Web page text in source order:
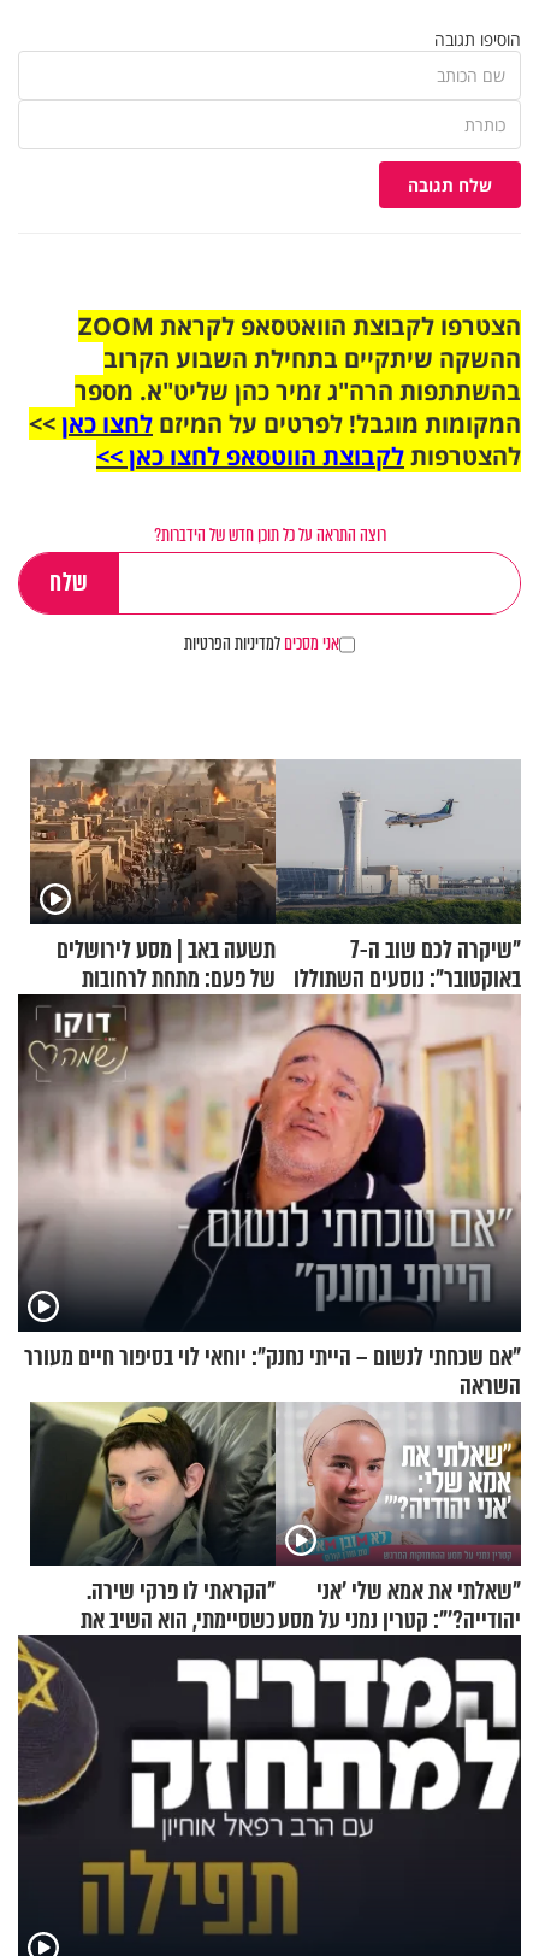
הוסיפו תגובה
שלח תגובה
הצטרפו לקבוצת הוואטסאפ לקראת ZOOM
ההשקה שיתקיים בתחילת השבוע הקרוב
בהשתתפות הרה"ג זמיר כהן שליט"א. מספר
המקומות מוגבל! לפרטים על המיזם לחצו כאן>>
להצטרפותלקבוצת הווטסאפ לחצו כאן >>
רוצה התראה על כל תוכן חדש של הידברות?
אני מסכיםלמדיניות הפרטיות
"שיקרה לכם שוב ה-7
באוקטובר": נוסעים השתוללו
בטיסה לפרנקפורט ונעצרו
לאחר שתקפו שוטרים
תשעה באב | מסע לירושלים
של פעם: מתחת לרחובות
ירושלים
"אם שכחתי לנשום – הייתי נחנק": יוחאי לוי בסיפור חיים מעורר
השראה
"שאלתי את אמא שלי 'אני
יהודייה?'": קטרין נמני על מסע
ההתחזקות המרגש
"הקראתי לו פרקי שירה.
כשסיימתי, הוא השיב את
נשמתו לבורא"